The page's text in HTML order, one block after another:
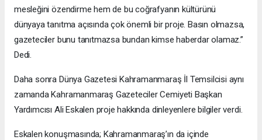
mesleğini özendirme hem de bu coğrafyanın kültürünü
dünyaya tanıtma açısında çok önemli bir proje. Basın olmazsa,
gazeteciler bunu tanıtmazsa bundan kimse haberdar olamaz.”
Dedi.
Daha sonra Dünya Gazetesi Kahramanmaraş İl Temsilcisi aynı
zamanda Kahramanmaraş Gazeteciler Cemiyeti Başkan
Yardımcısı Ali Eskalen proje hakkında dinleyenlere bilgiler verdi.
Eskalen konuşmasında; Kahramanmaraş’ın da içinde